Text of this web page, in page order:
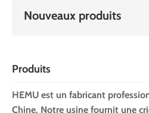
Nouveaux produits
Produits
HEMU est un fabricant
Chine. Notre usine fournit une